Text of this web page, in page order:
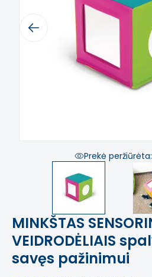
Previous
Prekė peržiūrėta:
MINKŠTAS
VEIDRODĖLIAIS
savęs pažinimui